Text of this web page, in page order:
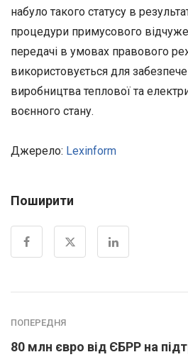
набуло такого статусу в
процедури примусового
передачі в умовах правового
використовується для
виробництва теплової та
воєнного стану.
Джерело: Lexinform
Поширити
ПОПЕРЕДНЯ
80 млн євро від ЄБРР на